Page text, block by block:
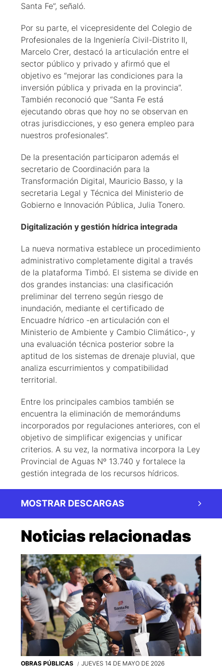
Santa Fe”, señaló.
Por su parte, el vicepresidente del Colegio de
Profesionales de la Ingeniería Civil-Distrito II,
Marcelo Crer, destacó la articulación entre el
sector público y privado y afirmó que el
objetivo es “mejorar las condiciones para la
inversión pública y privada en la provincia”.
También reconoció que “Santa Fe está
ejecutando obras que hoy no se observan en
otras jurisdicciones, y eso genera empleo para
nuestros profesionales”.
De la presentación participaron además el
secretario de Coordinación para la
Transformación Digital, Mauricio Basso, y la
secretaria Legal y Técnica del Ministerio de
Gobierno e Innovación Pública, Julia Tonero.
Digitalización y gestión hídrica integrada
La nueva normativa establece un procedimiento
administrativo completamente digital a través
de la plataforma Timbó. El sistema se divide en
dos grandes instancias: una clasificación
preliminar del terreno según riesgo de
inundación, mediante el certificado de
Encuadre hídrico -en articulación con el
Ministerio de Ambiente y Cambio Climático-, y
una evaluación técnica posterior sobre la
aptitud de los sistemas de drenaje pluvial, que
analiza escurrimientos y compatibilidad
territorial.
Entre los principales cambios también se
encuentra la eliminación de memorándums
incorporados por regulaciones anteriores, con el
objetivo de simplificar exigencias y unificar
criterios. A su vez, la normativa incorpora la Ley
Provincial de Aguas Nº 13.740 y fortalece la
gestión integrada de los recursos hídricos.
MOSTRAR DESCARGAS
Noticias relacionadas
OBRAS PÚBLICAS JUEVES 14 DE MAYO DE 2026